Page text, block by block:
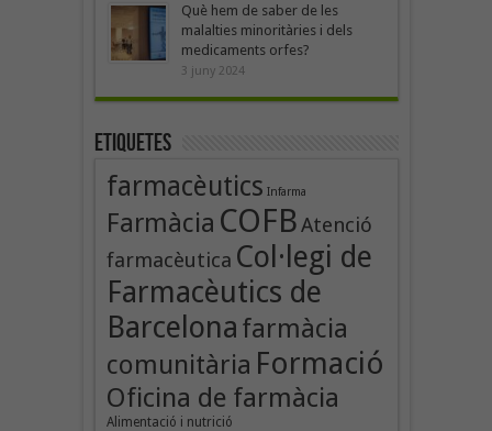
Què hem de saber de les
malalties minoritàries i dels
medicaments orfes?
3 juny 2024
Etiquetes
farmacèutics Infarma
Farmàcia COFBAtenció
farmacèutica Col·legi de
Farmacèutics de
Barcelona farmàcia
comunitària Formació
Oficina de farmàcia
Alimentació i nutrició